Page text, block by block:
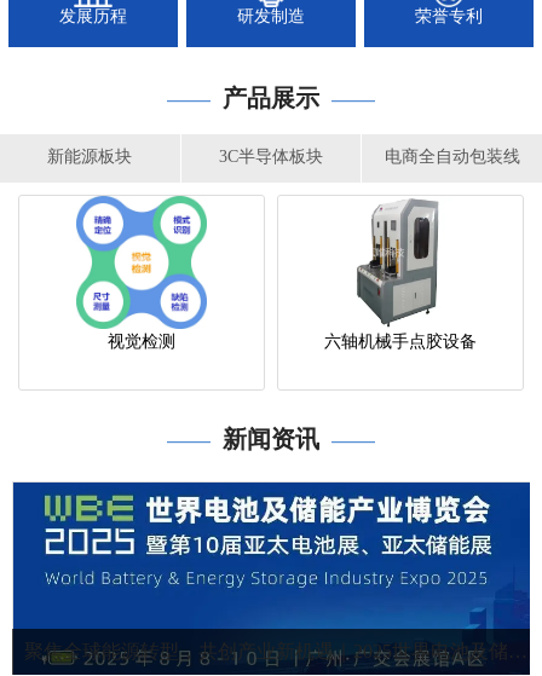
发展历程 研发制造 荣誉专利
—— 产品展示 ——
新能源板块 3C半导体板块 电商全自动包装线
视觉检测 六轴机械手点胶设备
—— 新闻资讯 ——
聚焦全球能源转型，共创产业新机遇｜2025世界电池及储能产业博览会！